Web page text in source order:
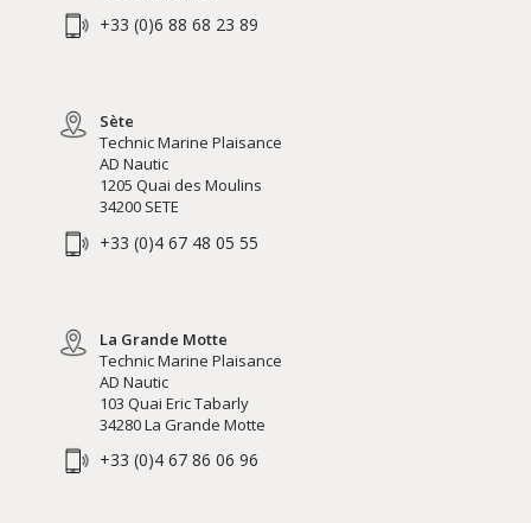
+33 (0)6 88 68 23 89
Sète
Technic Marine Plaisance
AD Nautic
1205 Quai des Moulins
34200 SETE
+33 (0)4 67 48 05 55
La Grande Motte
Technic Marine Plaisance
AD Nautic
103 Quai Eric Tabarly
34280 La Grande Motte
+33 (0)4 67 86 06 96